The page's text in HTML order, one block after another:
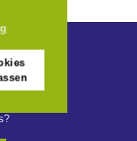
gelistet
zu